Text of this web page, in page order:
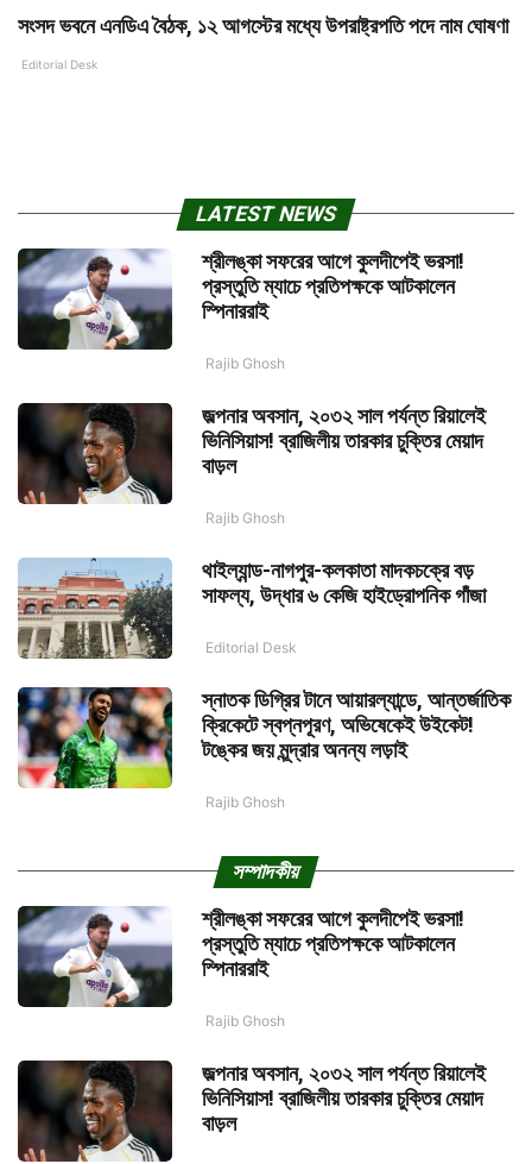
সংসদ ভবনে এনডিএ বৈঠক, ১২ আগস্টের মধ্যে উপরাষ্ট্রপতি পদে নাম ঘোষণা
Editorial Desk
LATEST NEWS
শ্রীলঙ্কা সফরের আগে কুলদীপেই ভরসা!
প্রস্তুতি ম্যাচে প্রতিপক্ষকে আটকালেন
স্পিনাররাই
Rajib Ghosh
জল্পনার অবসান, ২০৩২ সাল পর্যন্ত রিয়ালেই
ভিনিসিয়াস! ব্রাজিলীয় তারকার চুক্তির মেয়াদ
বাড়ল
Rajib Ghosh
থাইল্যান্ড-নাগপুর-কলকাতা মাদকচক্রে বড়
সাফল্য, উদ্ধার ৬ কেজি হাইড্রোপনিক গাঁজা
Editorial Desk
স্নাতক ডিগ্রির টানে আয়ারল্যান্ডে, আন্তর্জাতিক
ক্রিকেটে স্বপ্নপূরণ, অভিষেকেই উইকেট!
টঙ্কের জয় মূন্দ্রার অনন্য লড়াই
Rajib Ghosh
সম্পাদকীয়
শ্রীলঙ্কা সফরের আগে কুলদীপেই ভরসা!
প্রস্তুতি ম্যাচে প্রতিপক্ষকে আটকালেন
স্পিনাররাই
Rajib Ghosh
জল্পনার অবসান, ২০৩২ সাল পর্যন্ত রিয়ালেই
ভিনিসিয়াস! ব্রাজিলীয় তারকার চুক্তির মেয়াদ
বাড়ল